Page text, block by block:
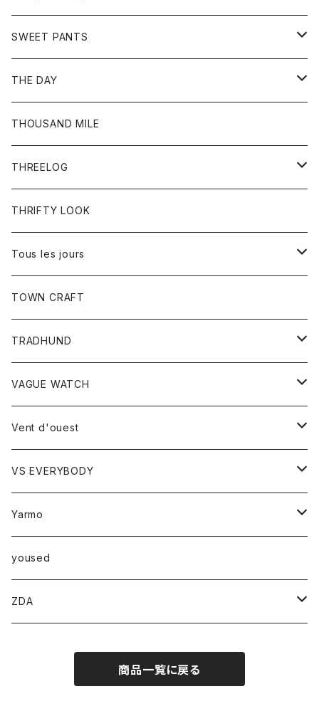
ワンピース
コート
リング
サンダル
アウター
Ｇジャン
ボトム
ジーンズ
SWEET PANTS
ボトム
ショートパンツ
THE DAY
トップス
Tシャツ
THOUSAND MILE
THREELOG
トップス
Tシャツ
THRIFTY LOOK
Tous les jours
トップス
レディース
カットソー
TOWN CRAFT
TRADHUND
セーター
ベスト
VAGUE WATCH
時計
Vent d'ouest
ボトム
スカート
トップス
ベスト
VS EVERYBODY
トップス
Ｔシャツ
Yarmo
アウター
コート
小物
yoused
ZDA
商品一覧に戻る